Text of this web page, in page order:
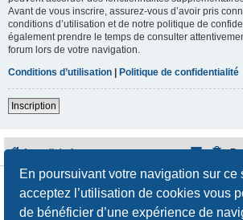
En poursuivant votre navigation sur ce
acceptez l’utilisation de cookies vous
de bénéficier d’une expérience de
Avant de vous inscrire, assurez-vous d’avoir pris
conditions d’utilisation et de notre politique de
également prendre le temps de consulter
forum lors de votre navigation.
Conditions d’utilisation | Politique de confidentialité
Inscription
Accueil du forum
Développé par phpBB ® Forum Software ©
Traduction française officielle©
Stylejeremiemeunierpar ©Fred